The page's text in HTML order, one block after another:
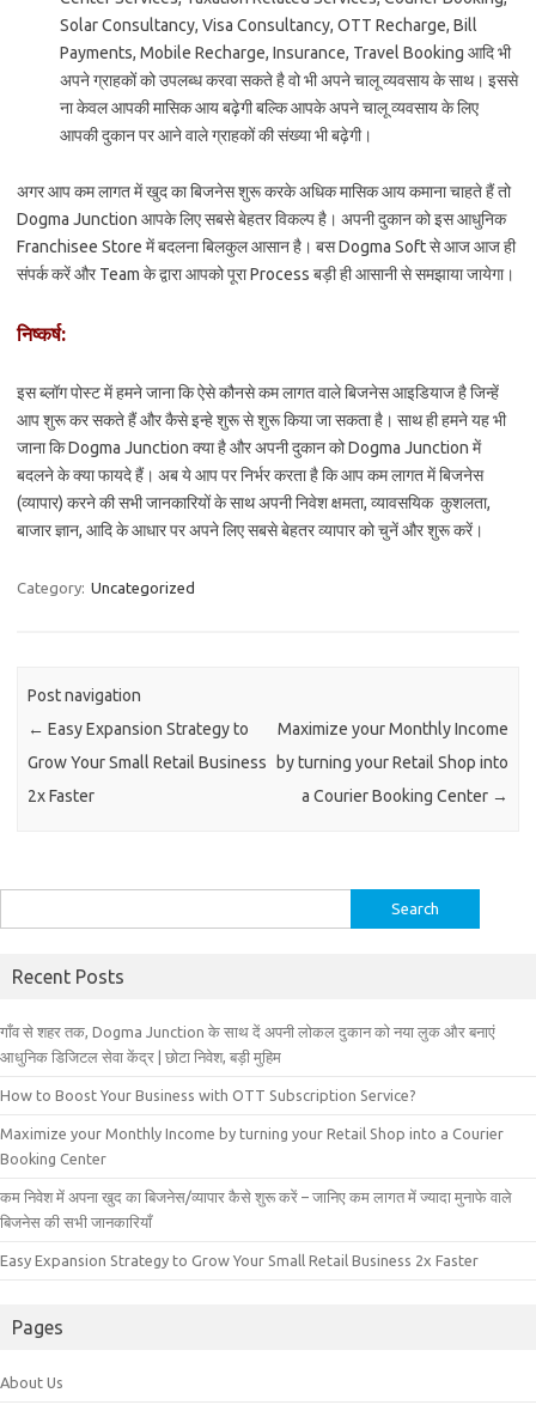
Solar Consultancy, Visa Consultancy, OTT Recharge, Bill
Payments, Mobile Recharge, Insurance, Travel Booking आदि भी
अपने ग्राहकों को उपलब्ध करवा सकते है वो भी अपने चालू व्यवसाय के साथ। इससे
ना केवल आपकी मासिक आय बढ़ेगी बल्कि आपके अपने चालू व्यवसाय के लिए
आपकी दुकान पर आने वाले ग्राहकों की संख्या भी बढ़ेगी।
अगर आप कम लागत में खुद का बिजनेस शुरू करके अधिक मासिक आय कमाना चाहते हैं तो
Dogma Junction आपके लिए सबसे बेहतर विकल्प है। अपनी दुकान को इस आधुनिक
Franchisee Store में बदलना बिलकुल आसान है। बस Dogma Soft से आज आज ही
संपर्क करें और Team के द्वारा आपको पूरा Process बड़ी ही आसानी से समझाया जायेगा।
निष्कर्ष:
इस ब्लॉग पोस्ट में हमने जाना कि ऐसे कौनसे कम लागत वाले बिजनेस आइडियाज है जिन्हें
आप शुरू कर सकते हैं और कैसे इन्हे शुरू से शुरू किया जा सकता है। साथ ही हमने यह भी
जाना कि Dogma Junction क्या है और अपनी दुकान को Dogma Junction में
बदलने के क्या फायदे हैं। अब ये आप पर निर्भर करता है कि आप कम लागत में बिजनेस
(व्यापार) करने की सभी जानकारियों के साथ अपनी निवेश क्षमता, व्यावसयिक कुशलता,
बाजार ज्ञान, आदि के आधार पर अपने लिए सबसे बेहतर व्यापार को चुनें और शुरू करें।
Category: Uncategorized
Post navigation
← Easy Expansion Strategy to
Grow Your Small Retail Business
2x Faster
Maximize your Monthly Income
by turning your Retail Shop into
a Courier Booking Center →
for:
Recent Posts
गाँव से शहर तक, Dogma Junction के साथ दें अपनी लोकल दुकान को नया लुक और बनाएं
आधुनिक डिजिटल सेवा केंद्र | छोटा निवेश, बड़ी मुहिम
How to Boost Your Business with OTT Subscription Service?
Maximize your Monthly Income by turning your Retail Shop into a Courier
Booking Center
कम निवेश में अपना खुद का बिजनेस/व्यापार कैसे शुरू करें – जानिए कम लागत में ज्यादा मुनाफे वाले
बिजनेस की सभी जानकारियाँ
Easy Expansion Strategy to Grow Your Small Retail Business 2x Faster
Pages
About Us